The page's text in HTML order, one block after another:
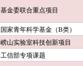
基金委联合重点项目
国家青年科学基金（B类）
崂山实验室科技创新项目
工信部专项课题